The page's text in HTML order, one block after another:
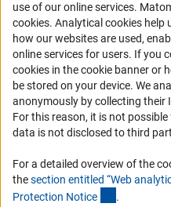
Финансирование
Совместные конкурсы с
организациями
Партнёры DFG в России
Часто задаваемые вопросы
DFG Newsletter
Receive news from the DFG
use of our online services.
cookies(Anc
. Analytical cookies
how our websites are used,
online services for users. If you
cookies in the cookie banner or
be stored on your device. We
anonymously by collecting their
For this reason, it is not
data is not disclosed to third
For a detailed overview of the
thesection entitled “Web
Protection Notice .